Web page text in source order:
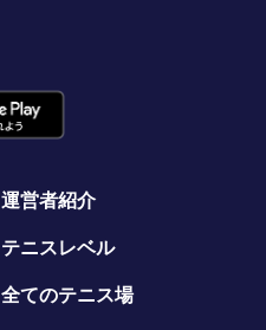
運営者紹介
テニスレベル
全てのテニス場